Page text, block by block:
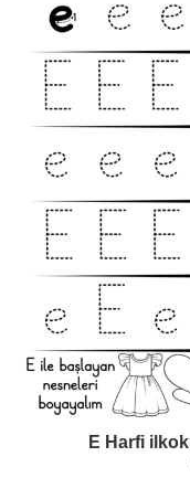
E Harfi